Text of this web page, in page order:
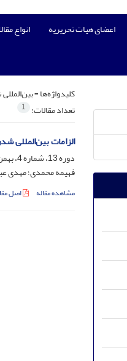
اعضای هیات تحریریه انواع
کلیدواژه‌ها =
تعداد مقالات: 1
الزامات
دوره 13، شماره 4، بهمن 1402، صفحه
فهیمه محمدی؛ مهدی
مشاهده مقاله اصل